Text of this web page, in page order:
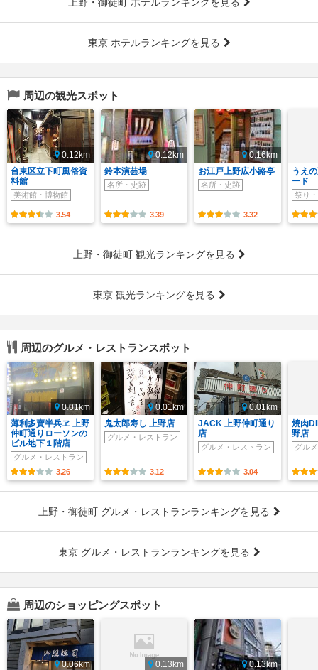
東京 ホテルランキングを見る
周辺の観光スポット
0.12km
台東区立下町風俗資
料館
美術館・博物館
3.54
0.12km
鈴本演芸場
名所・史跡
3.39
0.16km
お江戸上野広小路亭
名所・史跡
3.32
うえ
ード
祭り
上野・御徒町 観光ランキングを見る
東京 観光ランキングを見る
周辺のグルメ・レストランスポット
0.01km
薄利多賣半兵ヱ 上野
仲町通りローソンの
ビル地下１階店
グルメ・レストラン
3.26
0.01km
鬼太郎寿し 上野店
グルメ・レストラン
3.12
0.01km
JACK 上野仲町通り
店
グルメ・レストラン
3.04
焼肉
野店
グル
上野・御徒町 グルメ・レストランランキングを見る
東京 グルメ・レストランランキングを見る
周辺のショッピングスポット
0.06km
0.13km
0.13km